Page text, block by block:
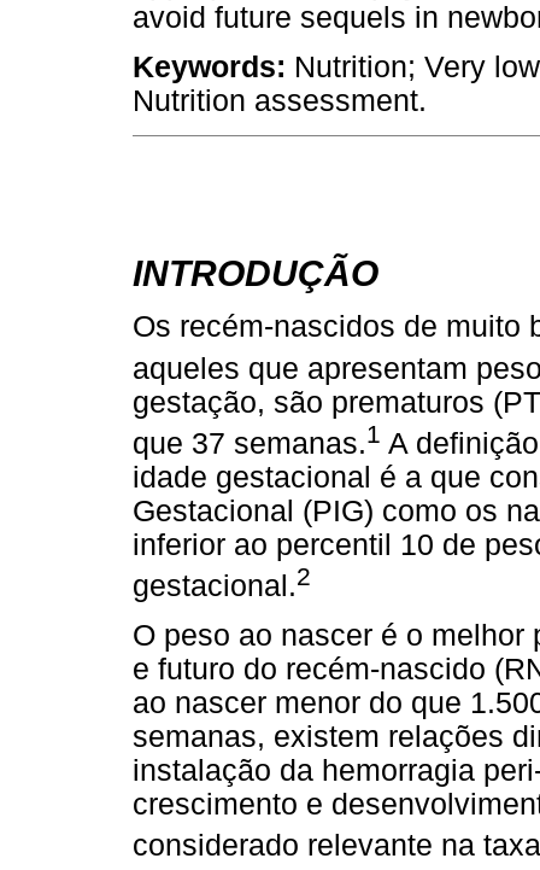
avoid future sequels in
Keywords: Nutrition; Very
Nutrition assessment.
INTRODUÇÃO
Os recém-nascidos de muito
aqueles que apresentam
gestação, são prematuros
que 37 semanas.1 A
idade gestacional é a que
Gestacional (PIG) como os
inferior ao percentil 10 de
gestacional.2
O peso ao nascer é o
e futuro do recém-nascido
ao nascer menor do que
semanas, existem relações
instalação da hemorragia
crescimento e
considerado relevante na